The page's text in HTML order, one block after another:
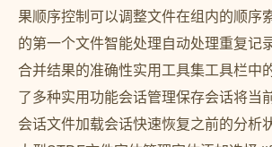
果顺序控制可以调整文件在组内的顺序
的第一个文件智能处理自动处理重复记
合并结果的准确性实用工具集工具栏中
了多种实用功能会话管理保存会话将当
会话文件加载会话快速恢复之前的分析